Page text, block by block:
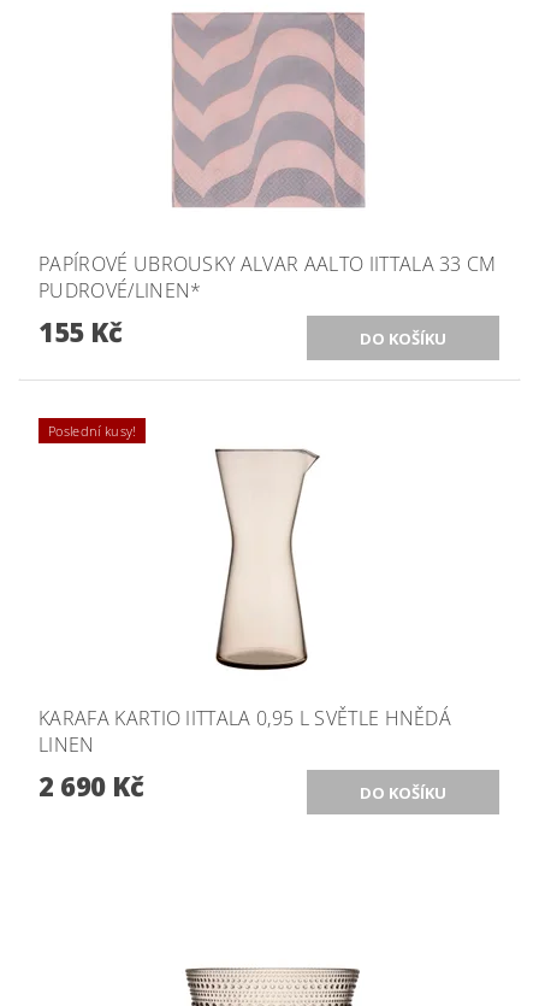
PAPÍROVÉ UBROUSKY ALVAR AALTO IITTALA 33 CM
PUDROVÉ/LINEN*
155 Kč
Poslední kusy!
KARAFA KARTIO IITTALA 0,95 L SVĚTLE HNĚDÁ
LINEN
2 690 Kč